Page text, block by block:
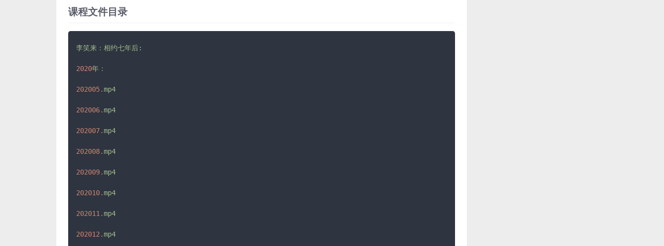
课程文件目录
李笑来：相约七年后:
2020年：
202005.mp4
202006.mp4
202007.mp4
202008.mp4
202009.mp4
202010.mp4
202011.mp4
202012.mp4